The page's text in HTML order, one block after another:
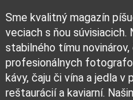
Sme kvalitný magazín
veciach s ňou súvisiacich.
stabilného tímu
profesionálnych
kávy, čaju či vína a jedla
reštaurácií a kaviarní.